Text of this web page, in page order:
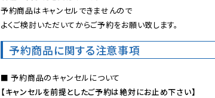
予約商品はキャンセルできませんので
よくご検討いただいてからご予約をお願い致します。
予約商品に関する注意事項
【キャンセルを前提としたご予約は絶対にお止め下さい】